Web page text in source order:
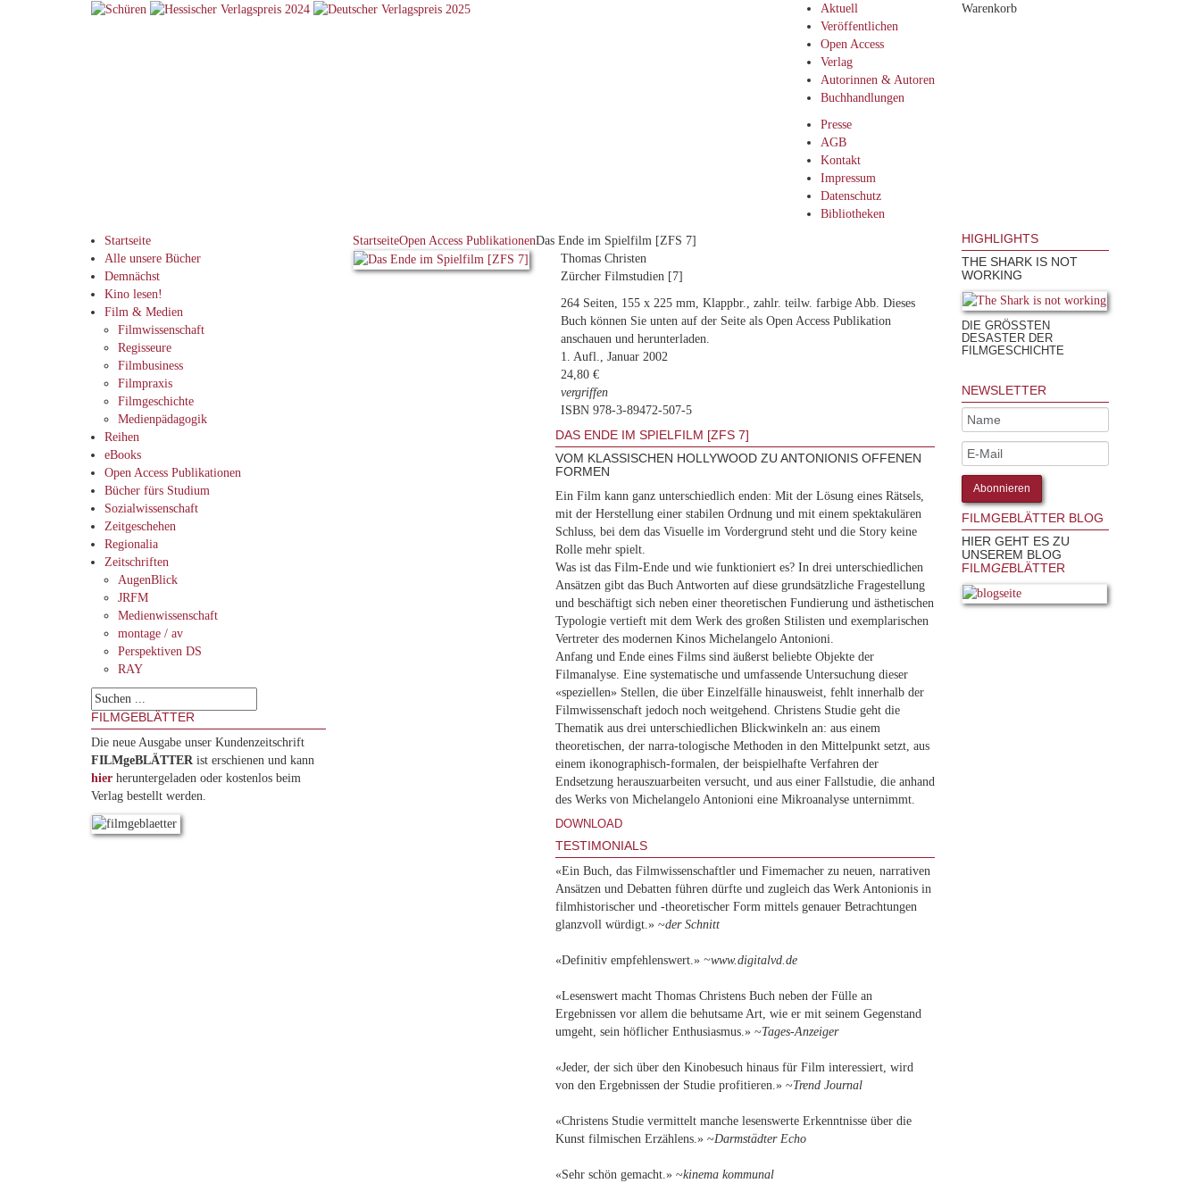
Aktuell
Veröffentlichen
Open Access
Verlag
Autorinnen & Autoren
Buchhandlungen
Presse
AGB
Kontakt
Impressum
Datenschutz
Bibliotheken
Warenkorb
Startseite
Alle unsere Bücher
Demnächst
Kino lesen!
Film & Medien
Filmwissenschaft
Regisseure
Filmbusiness
Filmpraxis
Filmgeschichte
Medienpädagogik
Reihen
eBooks
Open Access Publikationen
Bücher fürs Studium
Sozialwissenschaft
Zeitgeschehen
Regionalia
Zeitschriften
AugenBlick
JRFM
Medienwissenschaft
montage / av
Perspektiven DS
RAY
FILMGEBLÄTTER
Die neue Ausgabe unser Kundenzeitschrift
FILMgeBLÄTTERist erschienen und kann
hier heruntergeladen oder kostenlos beim
Verlag bestellt werden.
StartseiteOpen Access PublikationenDas Ende im Spielfilm [ZFS 7]
Thomas Christen
Zürcher Filmstudien [7]
264 Seiten, 155 x 225 mm, Klappbr., zahlr. teilw. farbige Abb. Dieses
Buch können Sie unten auf der Seite als Open Access Publikation
anschauen und herunterladen.
1. Aufl., Januar 2002
24,80 €
vergriffen
ISBN 978-3-89472-507-5
DAS ENDE IM SPIELFILM [ZFS 7]
VOM KLASSISCHEN HOLLYWOOD ZU ANTONIONIS OFFENEN
FORMEN
Ein Film kann ganz unterschiedlich enden: Mit der Lösung eines Rätsels,
mit der Herstellung einer stabilen Ordnung und mit einem spektakulären
Schluss, bei dem das Visuelle im Vordergrund steht und die Story keine
Rolle mehr spielt.
Was ist das Film-Ende und wie funktioniert es? In drei unterschiedlichen
Ansätzen gibt das Buch Antworten auf diese grundsätzliche Fragestellung
und beschäftigt sich neben einer theoretischen Fundierung und ästhetischen
Typologie vertieft mit dem Werk des großen Stilisten und exemplarischen
Vertreter des modernen Kinos Michelangelo Antonioni.
Anfang und Ende eines Films sind äußerst beliebte Objekte der
Filmanalyse. Eine systematische und umfassende Untersuchung dieser
«speziellen» Stellen, die über Einzelfälle hinausweist, fehlt innerhalb der
Filmwissenschaft jedoch noch weitgehend. Christens Studie geht die
Thematik aus drei unterschiedlichen Blickwinkeln an: aus einem
theoretischen, der narra-tologische Methoden in den Mittelpunkt setzt, aus
einem ikonographisch-formalen, der beispielhafte Verfahren der
Endsetzung herauszuarbeiten versucht, und aus einer Fallstudie, die anhand
des Werks von Michelangelo Antonioni eine Mikroanalyse unternimmt.
DOWNLOAD
TESTIMONIALS
«Ein Buch, das Filmwissenschaftler und Fimemacher zu neuen, narrativen
Ansätzen und Debatten führen dürfte und zugleich das Werk Antonionis in
filmhistorischer und -theoretischer Form mittels genauer Betrachtungen
glanzvoll würdigt.» ~der Schnitt
«Definitiv empfehlenswert.» ~www.digitalvd.de
«Lesenswert macht Thomas Christens Buch neben der Fülle an
Ergebnissen vor allem die behutsame Art, wie er mit seinem Gegenstand
umgeht, sein höflicher Enthusiasmus.» ~Tages-Anzeiger
«Jeder, der sich über den Kinobesuch hinaus für Film interessiert, wird
von den Ergebnissen der Studie profitieren.» ~Trend Journal
«Christens Studie vermittelt manche lesenswerte Erkenntnisse über die
Kunst filmischen Erzählens.» ~Darmstädter Echo
«Sehr schön gemacht.» ~kinema kommunal
HIGHLIGHTS
THE SHARK IS NOT
WORKING
DIE GRÖSSTEN D
ESASTER DER F
ILMGESCHICHTE
NEWSLETTER
FILMGEBLÄTTER BLOG
HIER GEHT ES ZU
UNSEREM BLOG
FILMGEBLÄTTER